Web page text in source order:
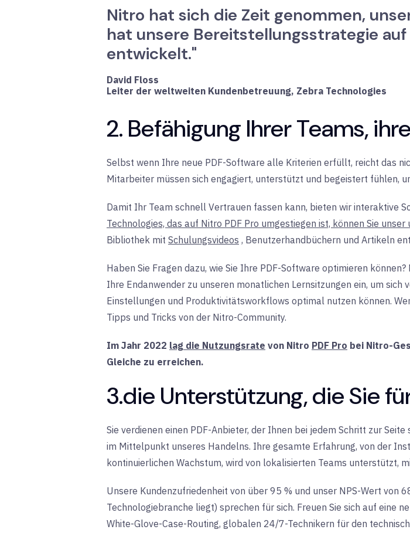
Nitro hat sich die Zeit genommen,
hat unsere Bereitstellungsstrategie
entwickelt."
David Floss
Leiter der weltweiten Kundenbetreuung, Zebra Technologies
2. Befähigung Ihrer Teams,
Selbst wenn Ihre neue PDF-Software alle Kriterien erfüllt, reicht das
Mitarbeiter müssen sich engagiert, unterstützt und begeistert fühlen,
Damit Ihr Team schnell Vertrauen fassen kann, bieten wir interaktive
Technologies, das auf Nitro PDF Pro umgestiegen ist, können Sie
Bibliothek mit Schulungsvideos , Benutzerhandbüchern und Artikeln
Haben Sie Fragen dazu, wie Sie Ihre PDF-Software optimieren
Ihre Endanwender zu unseren monatlichen Lernsitzungen ein, um sich
Einstellungen und Produktivitätsworkflows optimal nutzen können.
Tipps und Tricks von der Nitro-Community.
Im Jahr 2022 lag die Nutzungsrate von Nitro PDF Pro bei Nitro-
Gleiche zu erreichen.
3.die Unterstützung, die Sie
Sie verdienen einen PDF-Anbieter, der Ihnen bei jedem Schritt zur
im Mittelpunkt unseres Handelns. Ihre gesamte Erfahrung, von der
kontinuierlichen Wachstum, wird von lokalisierten Teams unterstützt,
Unsere Kundenzufriedenheit von über 95 % und unser NPS-Wert von
Technologiebranche liegt) sprechen für sich. Freuen Sie sich auf eine
White-Glove-Case-Routing, globalen 24/7-Technikern für den